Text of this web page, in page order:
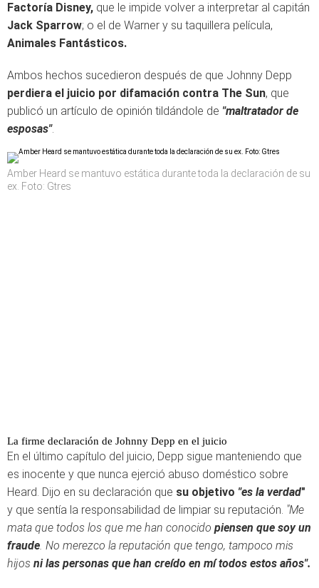
Factoría Disney, que le impide volver a interpretar al capitán
Jack Sparrow; o el de Warner y su taquillera película,
Animales Fantásticos.
Ambos hechos sucedieron después de que Johnny Depp
perdiera el juicio por difamación contra The Sun, que
publicó un artículo de opinión tildándole de "maltratador de
esposas".
Amber Heard se mantuvo estática durante toda la declaración de su
ex. Foto: Gtres
La firme declaración de Johnny Depp en el juicio
En el último capítulo del juicio, Depp sigue manteniendo que
es inocente y que nunca ejerció abuso doméstico sobre
Heard. Dijo en su declaración que su objetivo "es la verdad"
y que sentía la responsabilidad de limpiar su reputación. "Me
mata que todos los que me han conocido piensen que soy un
fraude. No merezco la reputación que tengo, tampoco mis
hijos ni las personas que han creído en mí todos estos años".